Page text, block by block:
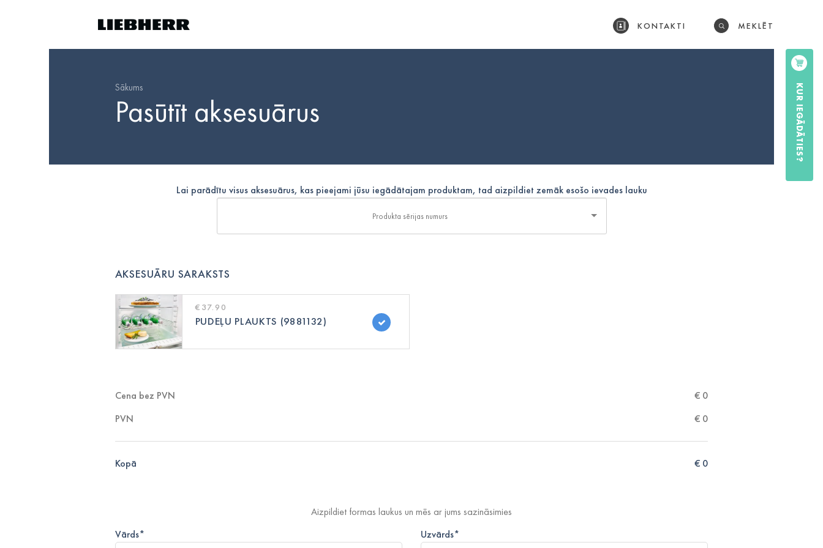
KUR IEGĀDĀTIES?
KONTAKTI MEKLĒT
Sākums
Pasūtīt aksesuārus
Lai parādītu visus aksesuārus, kas pieejami jūsu iegādātajam produktam, tad aizpildiet zemāk esošo ievades lauku
AKSESUĀRU SARAKSTS
€37.90
PUDEĻU PLAUKTS (9881132)
Cena bez PVN € 0
PVN
€ 0
Kopā € 0
Aizpildiet formas laukus un mēs ar jums sazināsimies
Vārds* Uzvārds*